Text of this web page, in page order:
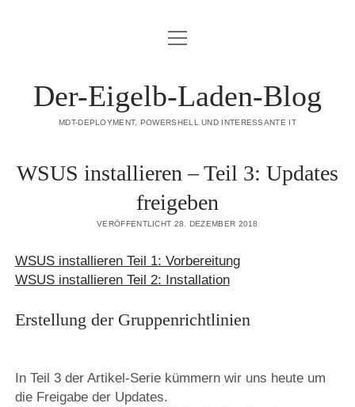
DATENSCHUTZERKLÄRUNG
Menü
öffnen
Der-Eigelb-Laden-Blog
MDT-DEPLOYMENT, POWERSHELL UND INTERESSANTE IT
WSUS installieren – Teil 3: Updates
freigeben
VERÖFFENTLICHT 28. DEZEMBER 2018
WSUS installieren Teil 1: Vorbereitung
WSUS installieren Teil 2: Installation
Erstellung der Gruppenrichtlinien
In Teil 3 der Artikel-Serie kümmern wir uns heute um
die Freigabe der Updates.